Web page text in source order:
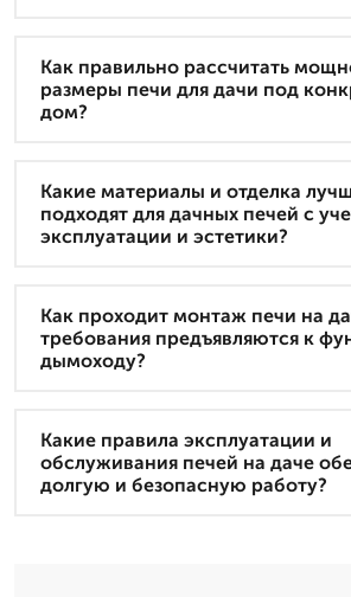
Как правильно рассчитать
размеры печи для дачи под
дом?
Какие материалы и отделка
подходят для дачных печей с
эксплуатации и эстетики?
Как проходит монтаж печи на
требования предъявляются к
дымоходу?
Какие правила эксплуатации и
обслуживания печей на даче
долгую и безопасную работу?